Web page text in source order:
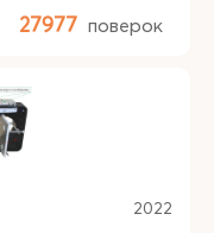
27977 поверок
2022